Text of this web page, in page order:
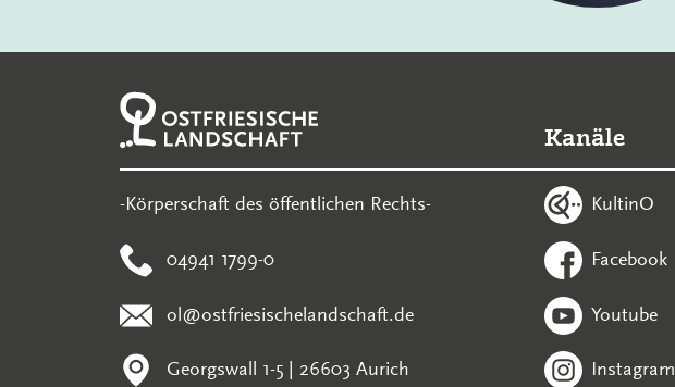
-Körperschaft des öffentlichen Rechts-
04941 1799-0
ol@ostfriesischelandschaft.de
Georgswall 1-5 | 26603 Aurich
Kanäle
KultinO
Facebook
Youtube
Instagram